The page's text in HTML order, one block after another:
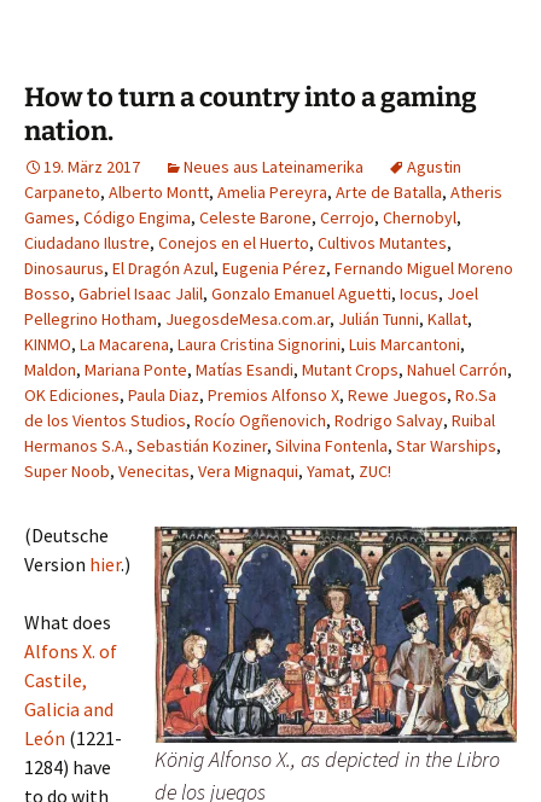
How to turn a country into a gaming
nation.
19. März 2017 Neues aus Lateinamerika
Agustin
Carpaneto, Alberto Montt, Amelia Pereyra, Arte de Batalla, Atheris
Games, Código Engima, Celeste Barone, Cerrojo, Chernobyl,
Ciudadano Ilustre, Conejos en el Huerto, Cultivos Mutantes,
Dinosaurus, El Dragón Azul, Eugenia Pérez, Fernando Miguel Moreno
Bosso, Gabriel Isaac Jalil, Gonzalo Emanuel Aguetti, Iocus, Joel
Pellegrino Hotham, JuegosdeMesa.com.ar, Julián Tunni, Kallat,
KINMO, La Macarena, Laura Cristina Signorini, Luis Marcantoni,
Maldon, Mariana Ponte, Matías Esandi, Mutant Crops, Nahuel Carrón,
OK Ediciones, Paula Diaz, Premios Alfonso X, Rewe Juegos, Ro.Sa
de los Vientos Studios, Rocío Ogñenovich, Rodrigo Salvay, Ruibal
Hermanos S.A., Sebastián Koziner, Silvina Fontenla, Star Warships,
Super Noob, Venecitas, Vera Mignaqui, Yamat, ZUC!
König Alfonso X., as depicted in the Libro
de los juegos
(Deutsche
Version hier.)
What does
Alfons X. of
Castile,
Galicia and
León (1221-
1284) have
to do with